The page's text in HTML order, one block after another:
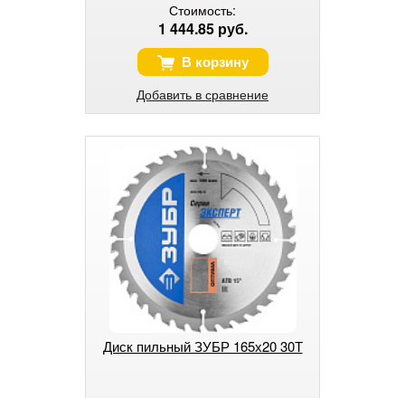
Стоимость:
1 444.85 руб.
В корзину
Добавить в сравнение
Диск пильный ЗУБР 165х20 30Т